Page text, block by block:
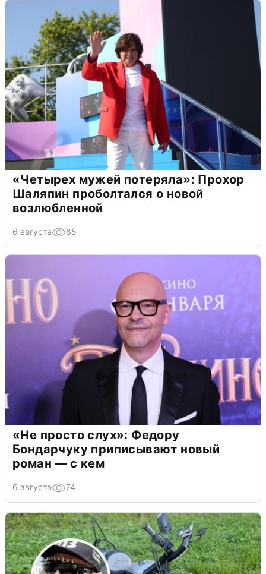
«Четырех мужей потеряла»: Прохор
Шаляпин проболтался о новой
возлюбленной
6 августа 85
«Не просто слух»: Федору
Бондарчуку приписывают новый
роман — с кем
6 августа 74